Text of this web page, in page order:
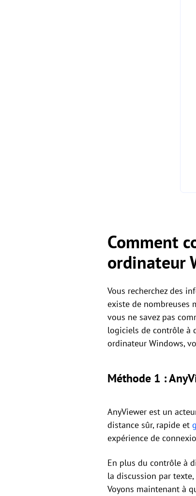
Comment
ordinateur
Vous recherchez des
existe de nombreuses
vous ne savez pas
logiciels de contrôle à
ordinateur Windows,
Méthode 1 :
AnyViewer est un
distance sûr, rapide et
expérience de
En plus du contrôle à
la discussion par
Voyons maintenant à